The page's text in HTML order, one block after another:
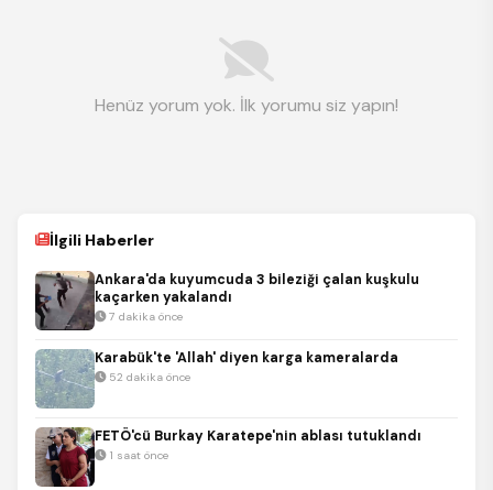
Henüz yorum yok. İlk yorumu siz yapın!
İlgili Haberler
Ankara'da kuyumcuda 3 bileziği çalan kuşkulu
kaçarken yakalandı
7 dakika önce
Karabük'te 'Allah' diyen karga kameralarda
52 dakika önce
FETÖ'cü Burkay Karatepe'nin ablası tutuklandı
1 saat önce